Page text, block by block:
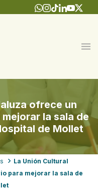
ofrece un
la sala de
de Mollet
La Unión Cultural
para mejorar la sala de